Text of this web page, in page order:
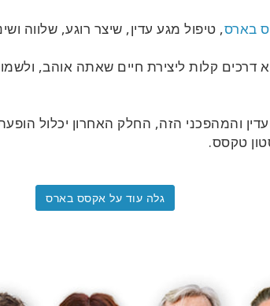
בארס, טיפול מגע עדין, שיצר רוגע, שלווה
דרכים קלות ליצירת חיים שאתה אוהב,
והמהפכני הזה, החלק האחרון יכלול
טקסס.
גלה עוד על אקסס בארס